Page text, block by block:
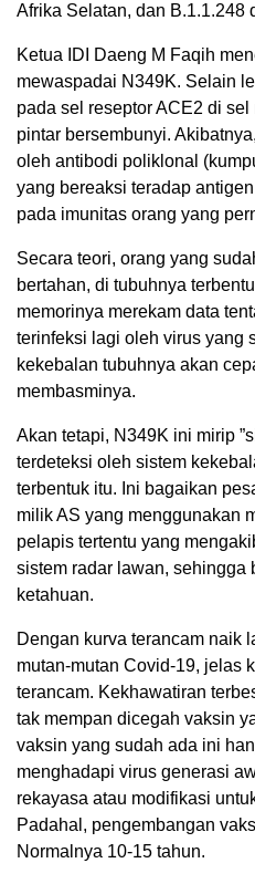
Afrika Selatan, dan B.1.1.248
Ketua IDI Daeng M Faqih
mewaspadai N349K. Selain
pada sel reseptor ACE2 di
pintar bersembunyi.
oleh antibodi poliklonal
yang bereaksi teradap
pada imunitas orang yang
Secara teori, orang yang
bertahan, di tubuhnya
memorinya merekam data
terinfeksi lagi oleh virus yang
kekebalan tubuhnya akan
membasminya.
Akan tetapi, N349K ini mirip
terdeteksi oleh sistem
terbentuk itu. Ini bagaikan
milik AS yang menggunakan
pelapis tertentu yang
sistem radar lawan, sehingga
ketahuan.
Dengan kurva terancam naik
mutan-mutan Covid-19, jelas
terancam. Kekhawatiran
tak mempan dicegah vaksin
vaksin yang sudah ada ini
menghadapi virus generasi
rekayasa atau modifikasi
Padahal, pengembangan
Normalnya 10-15 tahun.